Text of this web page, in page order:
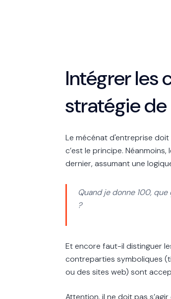
Intégrer les
stratégie
Le mécénat d'entreprise
c’est le principe.
dernier, assumant une
Quand je donne 100,
?
Et encore faut-il distinguer
contreparties symboliques
ou des sites web) sont
Attention, il ne doit pas